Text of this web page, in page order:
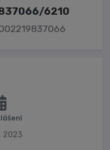
6210
2023